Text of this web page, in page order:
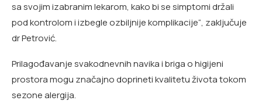
sa svojim izabranim lekarom, kako bi se simptomi držali
pod kontrolom i izbegle ozbiljnije komplikacije“, zaključuje
dr Petrović.
Prilagođavanje svakodnevnih navika i briga o higijeni
prostora mogu značajno doprineti kvalitetu života tokom
sezone alergija.